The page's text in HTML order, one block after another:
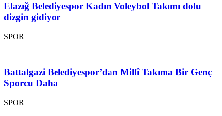
Elazığ Belediyespor Kadın Voleybol Takımı dolu
dizgin gidiyor
SPOR
Battalgazi Belediyespor’dan Millî Takıma Bir Genç
Sporcu Daha
SPOR